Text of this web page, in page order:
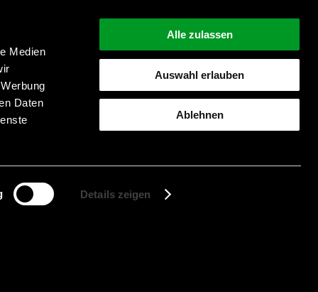
Medien
Daten
Details zeigen
Alle zulassen
Auswahl erlauben
Ablehnen
Suche starten